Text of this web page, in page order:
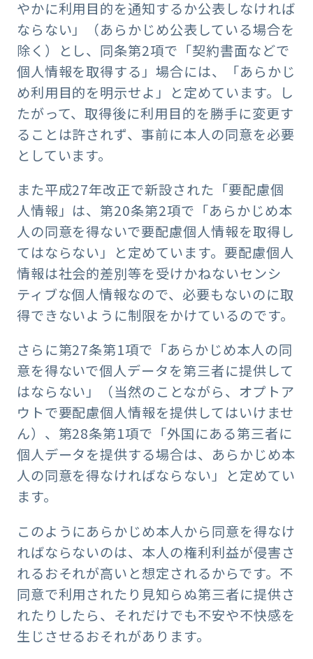
やかに利用目的を通知するか公表しなければ
ならない」（あらかじめ公表している場合を
除く）とし、同条第2項で「契約書面などで
個人情報を取得する」場合には、「あらかじ
め利用目的を明示せよ」と定めています。し
たがって、取得後に利用目的を勝手に変更す
ることは許されず、事前に本人の同意を必要
としています。
また平成27年改正で新設された「要配慮個
人情報」は、第20条第2項で「あらかじめ本
人の同意を得ないで要配慮個人情報を取得し
てはならない」と定めています。要配慮個人
情報は社会的差別等を受けかねないセンシ
ティブな個人情報なので、必要もないのに取
得できないように制限をかけているのです。
さらに第27条第1項で「あらかじめ本人の同
意を得ないで個人データを第三者に提供して
はならない」（当然のことながら、オプトア
ウトで要配慮個人情報を提供してはいけませ
ん）、第28条第1項で「外国にある第三者に
個人データを提供する場合は、あらかじめ本
人の同意を得なければならない」と定めてい
ます。
このようにあらかじめ本人から同意を得なけ
ればならないのは、本人の権利利益が侵害さ
れるおそれが高いと想定されるからです。不
同意で利用されたり見知らぬ第三者に提供さ
れたりしたら、それだけでも不安や不快感を
生じさせるおそれがあります。